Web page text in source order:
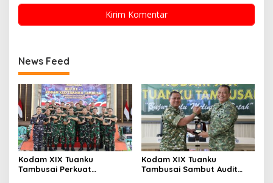
News Feed
Kodam XIX Tuanku
Tambusai Perkuat
Kodam XIX Tuanku
Tambusai Sambut Audit